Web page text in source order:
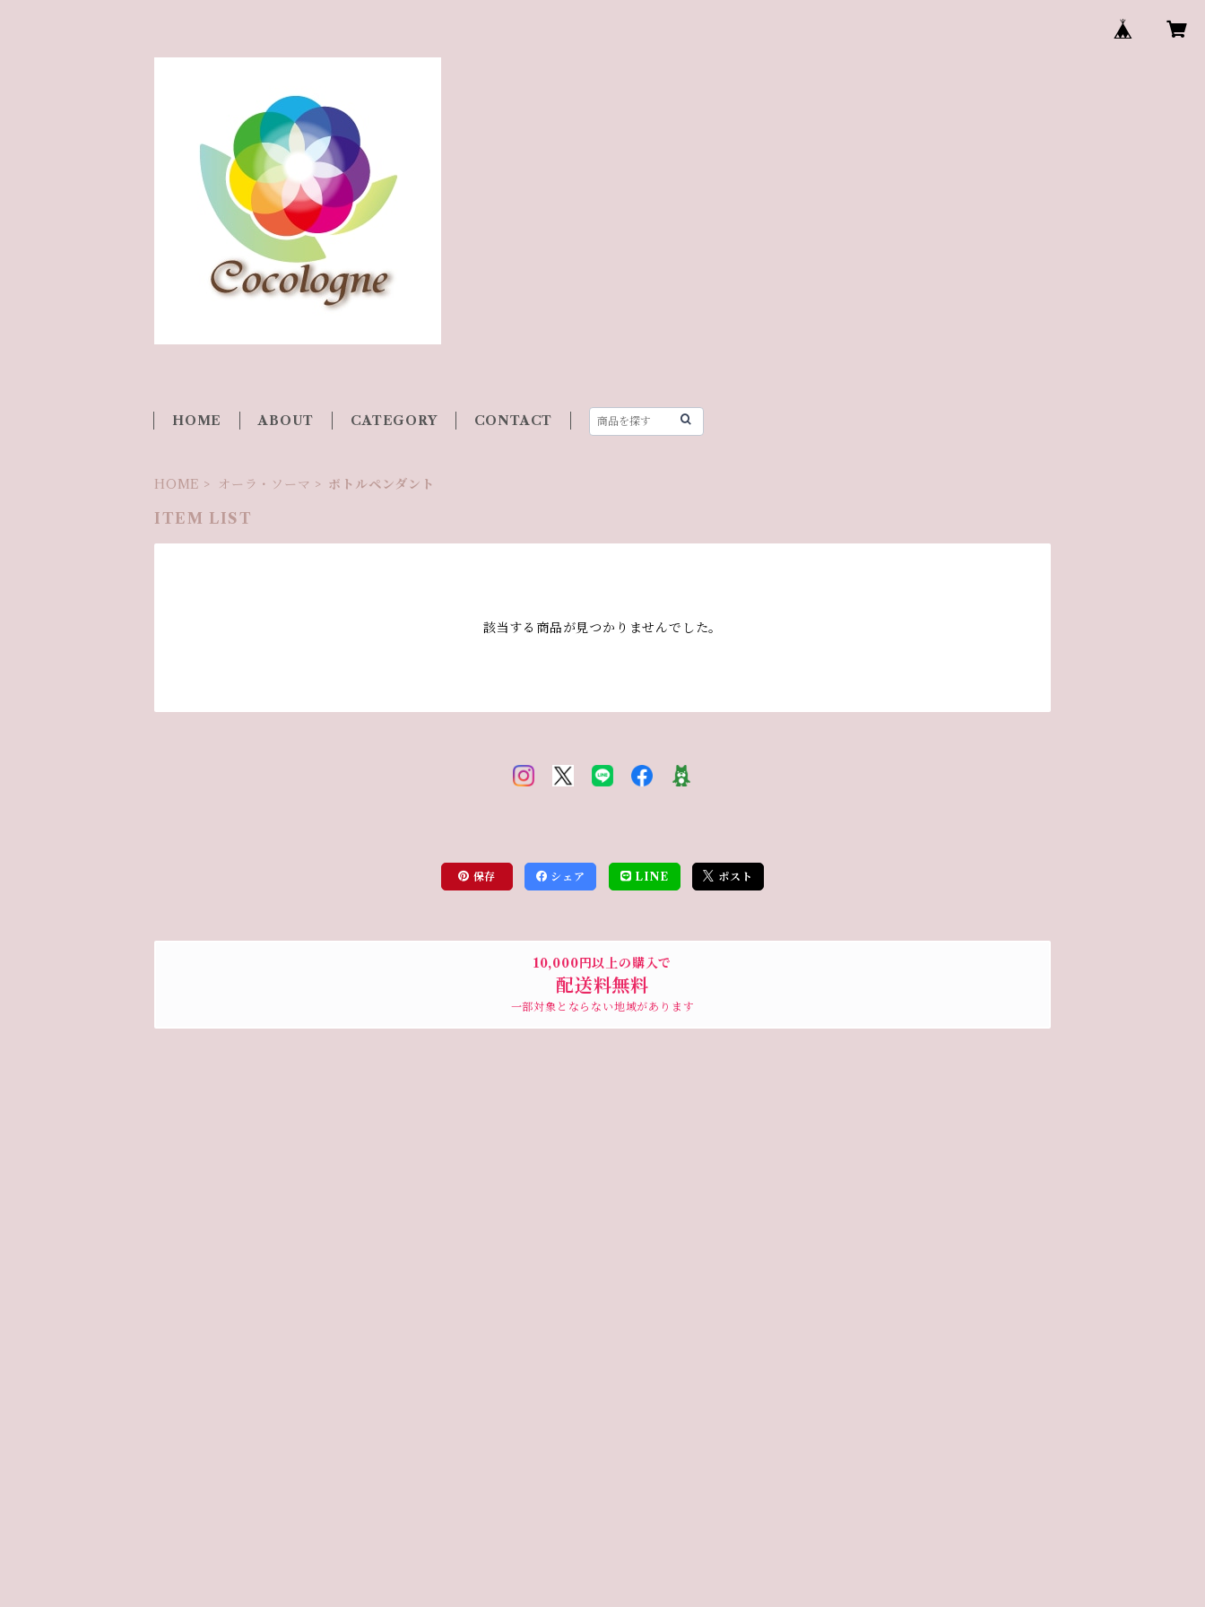
HOME ABOUT CATEGORY CONTACT
HOME オーラ・ソーマ ボトルペンダント
ITEM LIST
該当する商品が見つかりませんでした。
保存 シェア LINE ポスト
10,000円以上の購入で
配送料無料
一部対象とならない地域があります